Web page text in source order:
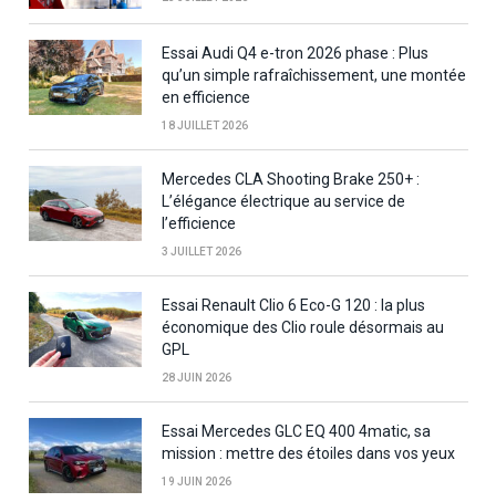
Essai Audi Q4 e-tron 2026 phase : Plus
qu’un simple rafraîchissement, une montée
en efficience
18 JUILLET 2026
Mercedes CLA Shooting Brake 250+ :
L’élégance électrique au service de
l’efficience
3 JUILLET 2026
Essai Renault Clio 6 Eco-G 120 : la plus
économique des Clio roule désormais au
GPL
28 JUIN 2026
Essai Mercedes GLC EQ 400 4matic, sa
mission : mettre des étoiles dans vos yeux
19 JUIN 2026